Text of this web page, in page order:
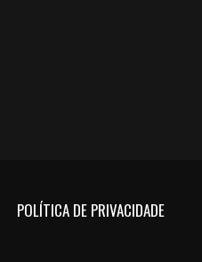
POLÍTICA DE PRIVACIDADE